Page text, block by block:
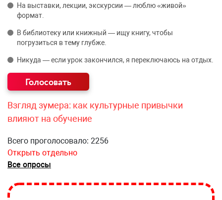
На выставки, лекции, экскурсии — люблю «живой»
формат.
В библиотеку или книжный — ищу книгу, чтобы
погрузиться в тему глубже.
Никуда — если урок закончился, я переключаюсь на отдых.
Взгляд зумера: как культурные привычки
влияют на обучение
Всего проголосовало: 2256
Открыть отдельно
Все опросы